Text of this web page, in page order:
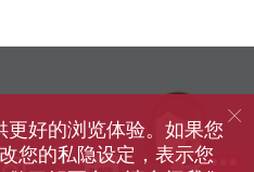
好的浏览体验。如果您
您的私隐设定，表示您